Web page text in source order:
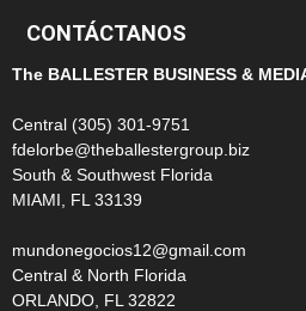
CONTÁCTANOS
The BALLESTER BUSINESS &
Central (305) 301-9751
fdelorbe@theballestergroup.biz
South & Southwest Florida
MIAMI, FL 33139
mundonegocios12@gmail.com
Central & North Florida
ORLANDO, FL 32822